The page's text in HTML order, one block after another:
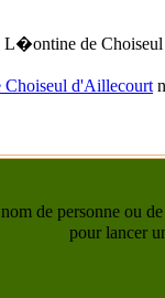
L�ontine de
d'Aillecourt
de personne ou
pour lancer